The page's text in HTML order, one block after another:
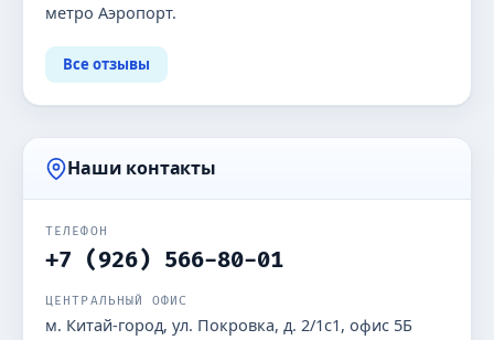
метро Аэропорт.
Все отзывы
Наши контакты
ТЕЛЕФОН
+7 (926) 566-80-01
ЦЕНТРАЛЬНЫЙ ОФИС
м. Китай-город, ул. Покровка, д. 2/1с1, офис 5Б